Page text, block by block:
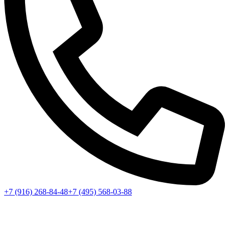
+7 (916) 268-84-48+7 (495) 568-03-88